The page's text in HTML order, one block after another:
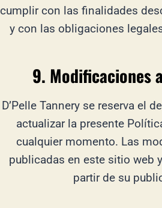
cumplir con las finalidades
y con las obligaciones
9. Modificaciones
D’Pelle Tannery se reserva el
actualizar la presente
cualquier momento. Las
publicadas en este sitio web
partir de su